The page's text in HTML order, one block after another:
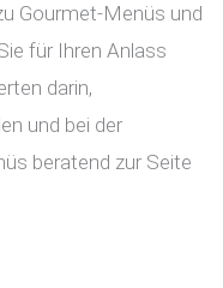
Gourmet-Menüs und
für Ihren Anlass
darin,
und bei der
beratend zur Seite